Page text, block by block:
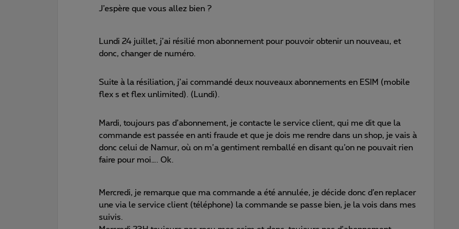
J’espère que vous allez bien ?
Lundi 24 juillet, j’ai résilié mon abonnement pour pouvoir obtenir un nouveau, et
donc, changer de numéro.
Suite à la résiliation, j’ai commandé deux nouveaux abonnements en ESIM (mobile
flex s et flex unlimited). (Lundi).
Mardi, toujours pas d’abonnement, je contacte le service client, qui me dit que la
commande est passée en anti fraude et que je dois me rendre dans un shop, je vais à
donc celui de Namur, où on m’a gentiment remballé en disant qu’on ne pouvait rien
faire pour moi…. Ok.
Mercredi, je remarque que ma commande a été annulée, je décide donc d’en replacer
une via le service client (téléphone) la commande se passe bien, je la vois dans mes
suivis.